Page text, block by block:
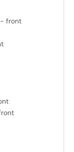
front